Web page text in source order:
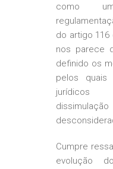
como
do artigo 116
nos parece
definido os
pelos
jurídicos
Cumpre
evolução